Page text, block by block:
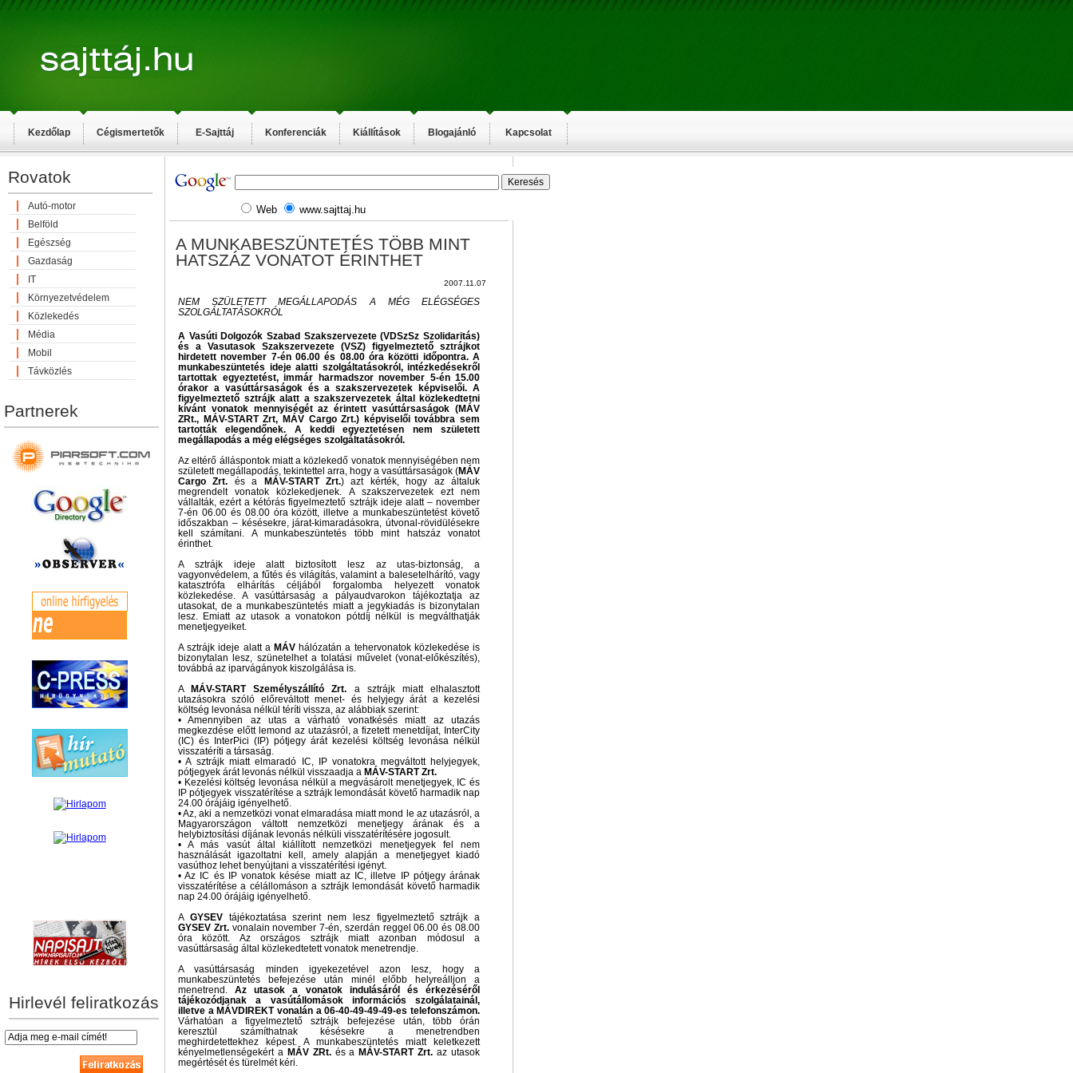
Kezdőlap Cégismertetők E-Sajttáj Konferenciák Kiállítások Blogajánló Kapcsolat
Rovatok
Autó-motor
Belföld
Egészség
Gazdaság
IT
Környezetvédelem
Közlekedés
Média
Mobil
Távközlés
Partnerek
Hirlevél feliratkozás
Web www.sajttaj.hu
A MUNKABESZÜNTETÉS TÖBB MINT
HATSZÁZ VONATOT ÉRINTHET
2007.11.07
NEM SZÜLETETT MEGÁLLAPODÁS A MÉG ELÉGSÉGES
SZOLGÁLTATÁSOKRÓL
A Vasúti Dolgozók Szabad Szakszervezete (VDSzSz Szolidaritás)
és a Vasutasok Szakszervezete (VSZ) figyelmeztető sztrájkot
hirdetett november 7-én 06.00 és 08.00 óra közötti időpontra. A
munkabeszüntetés ideje alatti szolgáltatásokról, intézkedésekről
tartottak egyeztetést, immár harmadszor november 5-én 15.00
órakor a vasúttársaságok és a szakszervezetek képviselői. A
figyelmeztető sztrájk alatt a szakszervezetek által közlekedtetni
kívánt vonatok mennyiségét az érintett vasúttársaságok (MÁV
ZRt., MÁV-START Zrt, MÁV Cargo Zrt.) képviselői továbbra sem
tartották elegendőnek. A keddi egyeztetésen nem született
megállapodás a még elégséges szolgáltatásokról.
Az eltérő álláspontok miatt a közlekedő vonatok mennyiségében nem
született megállapodás, tekintettel arra, hogy a vasúttársaságok (MÁV
Cargo Zrt. és a MÁV-START Zrt.) azt kérték, hogy az általuk
megrendelt vonatok közlekedjenek. A szakszervezetek ezt nem
vállalták, ezért a kétórás figyelmeztető sztrájk ideje alatt – november
7-én 06.00 és 08.00 óra között, illetve a munkabeszüntetést követő
időszakban – késésekre, járat-kimaradásokra, útvonal-rövidülésekre
kell számítani. A munkabeszüntetés több mint hatszáz vonatot
érinthet.
A sztrájk ideje alatt biztosított lesz az utas-biztonság, a
vagyonvédelem, a fűtés és világítás, valamint a balesetelhárító, vagy
katasztrófa elhárítás céljából forgalomba helyezett vonatok
közlekedése. A vasúttársaság a pályaudvarokon tájékoztatja az
utasokat, de a munkabeszüntetés miatt a jegykiadás is bizonytalan
lesz. Emiatt az utasok a vonatokon pótdíj nélkül is megválthatják
menetjegyeiket.
A sztrájk ideje alatt a MÁV hálózatán a tehervonatok közlekedése is
bizonytalan lesz, szünetelhet a tolatási művelet (vonat-előkészítés),
továbbá az iparvágányok kiszolgálása is.
A
MÁV-START Személyszállító Zrt. a sztrájk miatt elhalasztott
utazásokra szóló előreváltott menet- és helyjegy árát a kezelési
költség levonása nélkül téríti vissza, az alábbiak szerint:
• Amennyiben az utas a várható vonatkésés miatt az utazás
megkezdése előtt lemond az utazásról, a fizetett menetdíjat, InterCity
(IC) és InterPici (IP) pótjegy árát kezelési költség levonása nélkül
visszatéríti a társaság.
• A sztrájk miatt elmaradó IC, IP vonatokra megváltott helyjegyek,
pótjegyek árát levonás nélkül visszaadja a MÁV-START Zrt.
• Kezelési költség levonása nélkül a megvásárolt menetjegyek, IC és
IP pótjegyek visszatérítése a sztrájk lemondását követő harmadik nap
24.00 órájáig igényelhető.
• Az, aki a nemzetközi vonat elmaradása miatt mond le az utazásról, a
Magyarországon váltott nemzetközi menetjegy árának és a
helybiztosítási díjának levonás nélküli visszatérítésére jogosult.
• A más vasút által kiállított nemzetközi menetjegyek fel nem
használását igazoltatni kell, amely alapján a menetjegyet kiadó
vasúthoz lehet benyújtani a visszatérítési igényt.
• Az IC és IP vonatok késése miatt az IC, illetve IP pótjegy árának
visszatérítése a célállomáson a sztrájk lemondását követő harmadik
nap 24.00 órájáig igényelhető.
A GYSEVtájékoztatása szerint nem lesz figyelmeztető sztrájk a
GYSEV Zrt. vonalain november 7-én, szerdán reggel 06.00 és 08.00
óra között. Az országos sztrájk miatt azonban módosul a
vasúttársaság által közlekedtetett vonatok menetrendje.
A vasúttársaság minden igyekezetével azon lesz, hogy a
munkabeszüntetés befejezése után minél előbb helyreálljon a
menetrend.Az utasok a vonatok indulásáról és érkezéséről
tájékozódjanak a vasútállomások információs szolgálatainál,
illetve a MÁVDIREKT vonalán a 06-40-49-49-49-es telefonszámon.
Várhatóan a figyelmeztető sztrájk befejezése után, több órán
keresztül számíthatnak késésekre a menetrendben
meghirdetettekhez képest. A munkabeszüntetés miatt keletkezett
kényelmetlenségekért a MÁV ZRt. és a MÁV-START Zrt. az utasok
megértését és türelmét kéri.